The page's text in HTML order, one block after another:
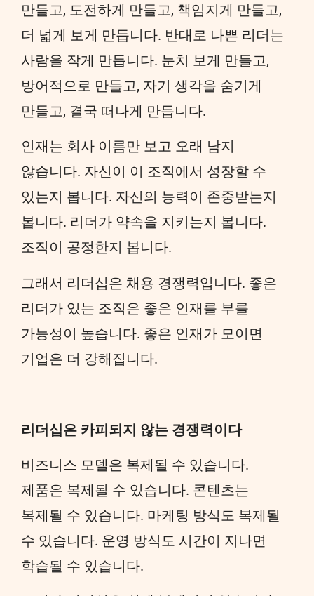
만들고, 도전하게 만들고, 책임지게 만들고,
더 넓게 보게 만듭니다. 반대로 나쁜 리더는
사람을 작게 만듭니다. 눈치 보게 만들고,
방어적으로 만들고, 자기 생각을 숨기게
만들고, 결국 떠나게 만듭니다.
인재는 회사 이름만 보고 오래 남지
않습니다. 자신이 이 조직에서 성장할 수
있는지 봅니다. 자신의 능력이 존중받는지
봅니다. 리더가 약속을 지키는지 봅니다.
조직이 공정한지 봅니다.
그래서 리더십은 채용 경쟁력입니다. 좋은
리더가 있는 조직은 좋은 인재를 부를
가능성이 높습니다. 좋은 인재가 모이면
기업은 더 강해집니다.
리더십은 카피되지 않는 경쟁력이다
비즈니스 모델은 복제될 수 있습니다.
제품은 복제될 수 있습니다. 콘텐츠는
복제될 수 있습니다. 마케팅 방식도 복제될
수 있습니다. 운영 방식도 시간이 지나면
학습될 수 있습니다.